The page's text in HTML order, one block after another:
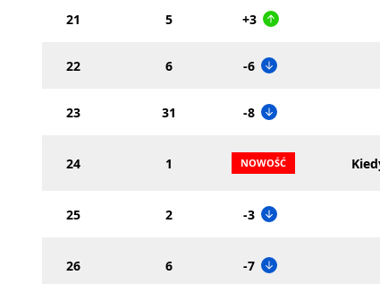
21 5 +3
22 6 -6
23 31 -8
24 1
25 2 -3
26 6 -7